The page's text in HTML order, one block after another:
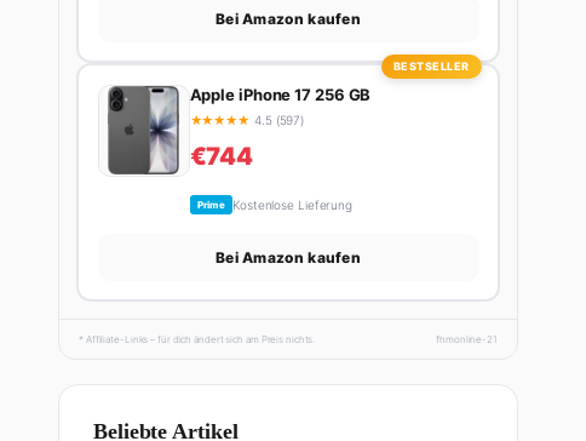
Bei Amazon kaufen
BESTSELLER
Apple iPhone 17 256 GB
★★★★★ 4.5 (597)
€744
Prime Kostenlose Lieferung
Bei Amazon kaufen
* Affiliate-Links – für dich ändert sich am Preis nichts. fhmonline-21
Beliebte Artikel